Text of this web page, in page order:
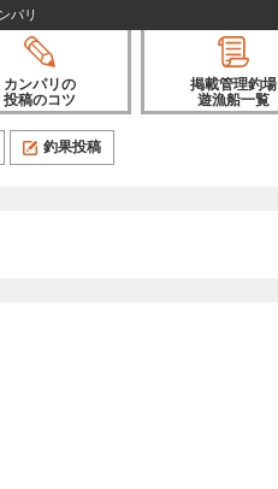
パリ
カンパリの
投稿のコツ
掲載管理釣場
遊漁船一覧
釣果投稿